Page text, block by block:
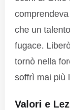
che un
fugace.
tornò nella
soffrì mai più
Valori e